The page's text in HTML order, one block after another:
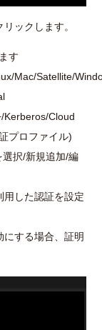
ックします。
す
Mac/Satellite/
Kerberos/Cloud
プロファイル)
選択/新規追加/編
用した認証を設定
する場合、証明